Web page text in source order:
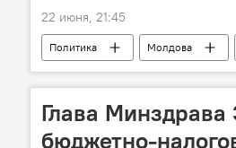
22 июня, 21:45
Политика Молдова
Глава
бюджетно-